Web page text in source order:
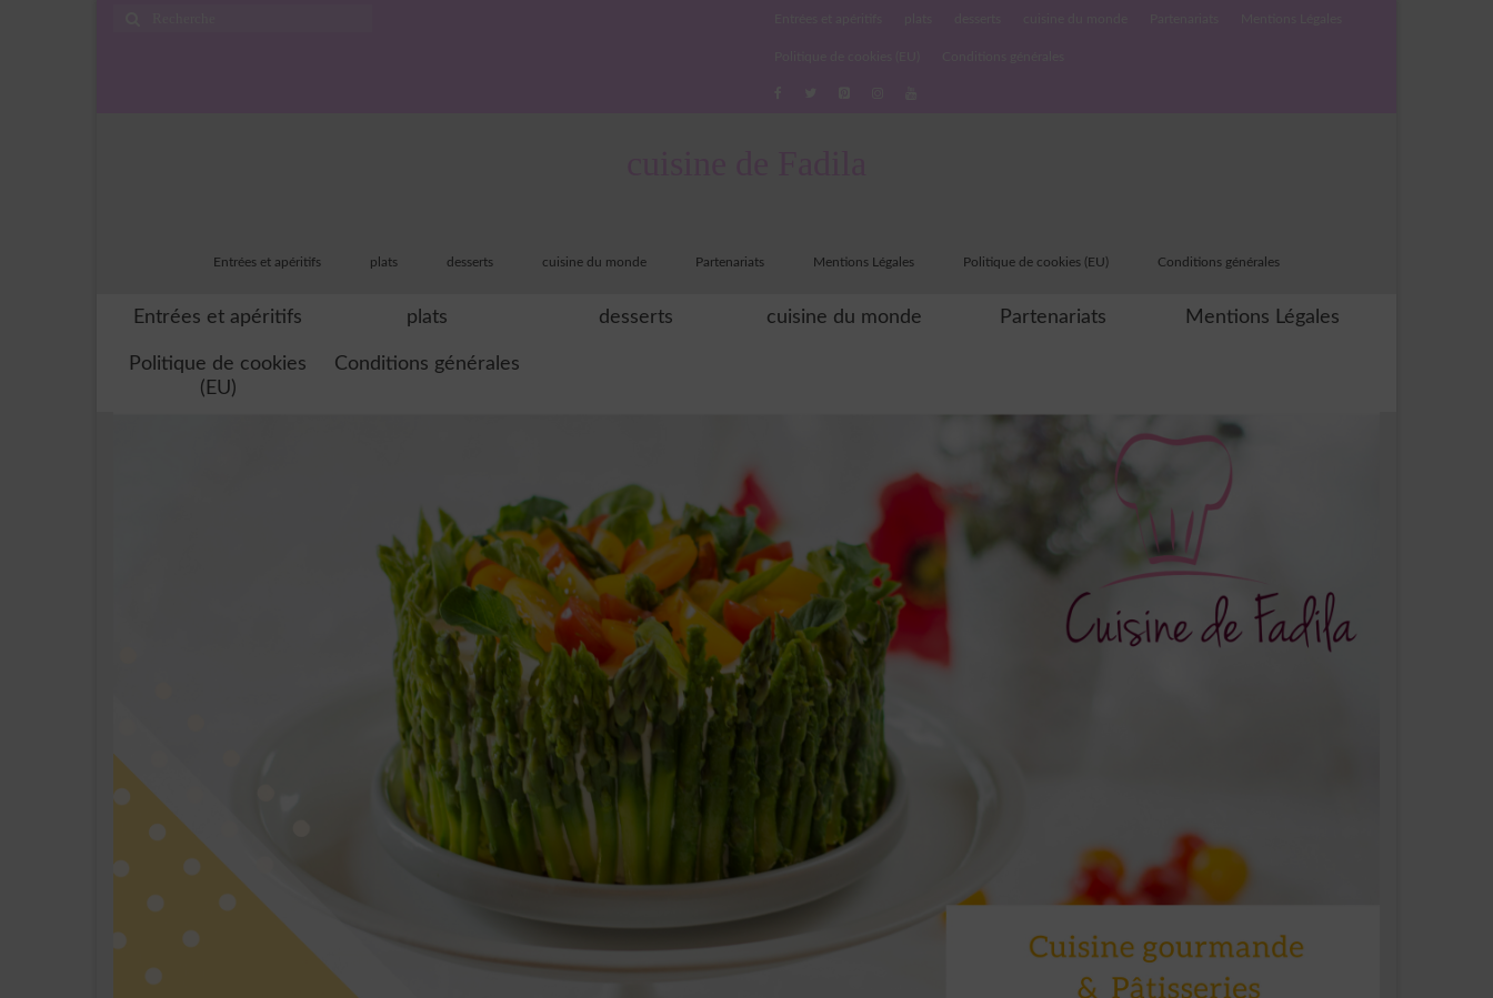
Entrées et apéritifs plats desserts cuisine du monde Partenariats Mentions Légales Politique de cookies (EU) Conditions générales
Entrées et apéritifs plats desserts cuisine du monde Partenariats Mentions Légales
Politique de cookies
(EU)
Conditions générales